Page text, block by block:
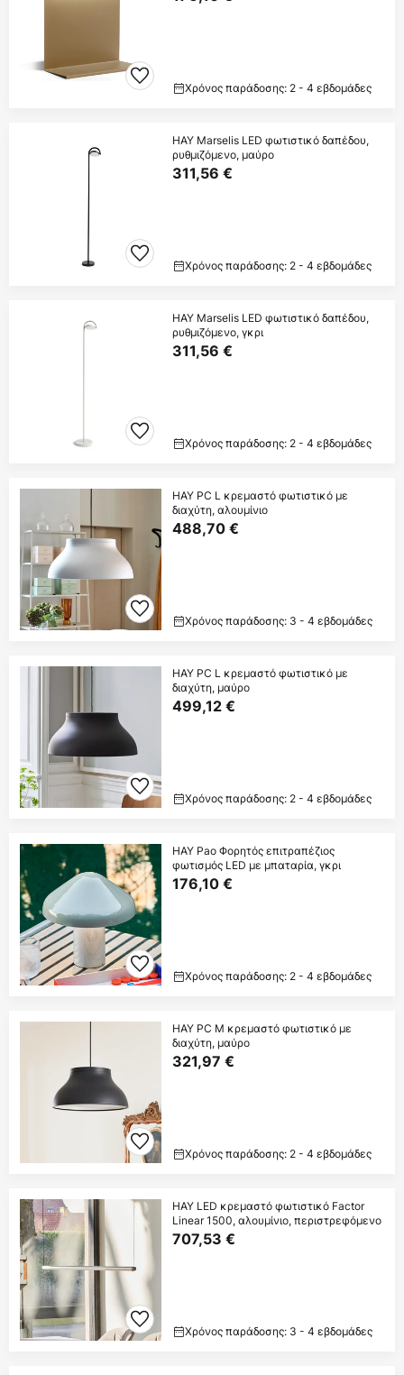
Χρόνος παράδοσης: 2 - 4 εβδομάδες
HAY Marselis LED φωτιστικό δαπέδου,
ρυθμιζόμενο, μαύρο
311,56 €
Χρόνος παράδοσης: 2 - 4 εβδομάδες
HAY Marselis LED φωτιστικό δαπέδου,
ρυθμιζόμενο, γκρι
311,56 €
Χρόνος παράδοσης: 2 - 4 εβδομάδες
HAY PC L κρεμαστό φωτιστικό με
διαχύτη, αλουμίνιο
488,70 €
Χρόνος παράδοσης: 3 - 4 εβδομάδες
HAY PC L κρεμαστό φωτιστικό με
διαχύτη, μαύρο
499,12 €
Χρόνος παράδοσης: 2 - 4 εβδομάδες
HAY Pao Φορητός επιτραπέζιος
φωτισμός LED με μπαταρία, γκρι
176,10 €
Χρόνος παράδοσης: 2 - 4 εβδομάδες
HAY PC M κρεμαστό φωτιστικό με
διαχύτη, μαύρο
321,97 €
Χρόνος παράδοσης: 2 - 4 εβδομάδες
HAY LED κρεμαστό φωτιστικό Factor
Linear 1500, αλουμίνιο, περιστρεφόμενο
707,53 €
Χρόνος παράδοσης: 3 - 4 εβδομάδες